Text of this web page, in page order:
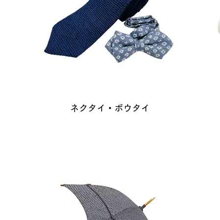
ネクタイ・ボウタイ